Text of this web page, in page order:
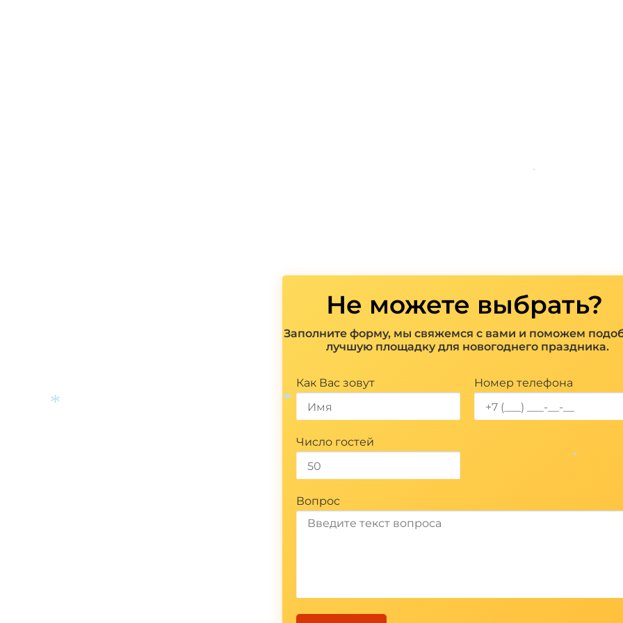
Не можете выбрать?
Заполните форму, мы свяжемся с вами и поможем
лучшую площадку для новогоднего праздника.
Как Вас зовут Номер телефона
Вопрос
Число гостей
*